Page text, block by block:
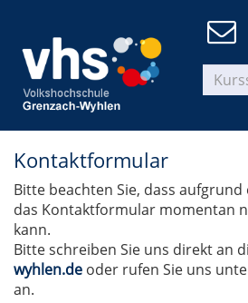
Kontaktformular
Bitte beachten Sie, dass
das Kontaktformular momentan
kann.
Bitte schreiben Sie uns direkt an
wyhlen.de oder rufen Sie uns
an.